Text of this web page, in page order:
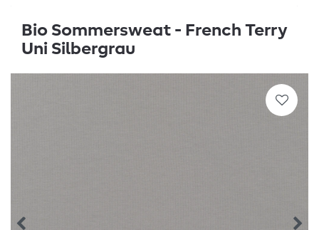
Bio Sommersweat - French Terry
Uni Silbergrau